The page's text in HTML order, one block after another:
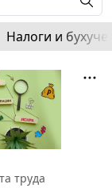
Налоги и
труда